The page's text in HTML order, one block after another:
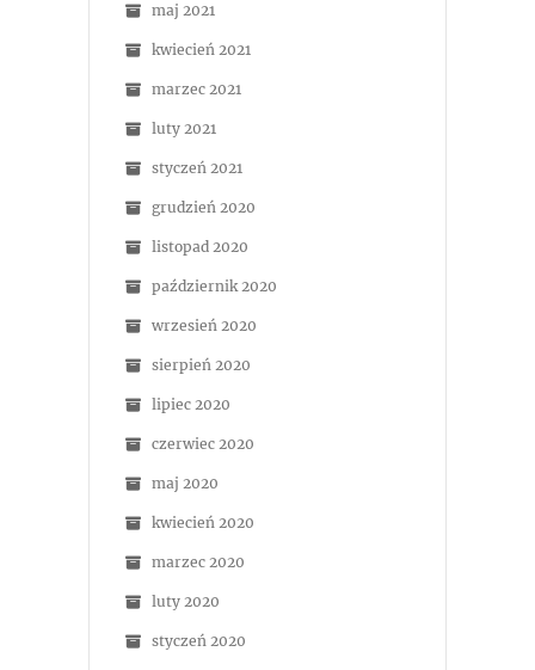
maj 2021
kwiecień 2021
marzec 2021
luty 2021
styczeń 2021
grudzień 2020
listopad 2020
październik 2020
wrzesień 2020
sierpień 2020
lipiec 2020
czerwiec 2020
maj 2020
kwiecień 2020
marzec 2020
luty 2020
styczeń 2020